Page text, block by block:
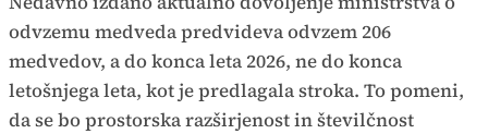
odvzemu medveda predvideva odvzem 206
medvedov, a do konca leta 2026, ne do konca
letošnjega leta, kot je predlagala stroka. To pomeni,
da se bo prostorska razširjenost in številčnost